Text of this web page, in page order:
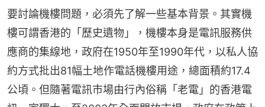
要討論機樓問題，必須先了解一些基本背景。其實機
樓可謂香港的「歷史遺物」，機樓本身是電訊服務供
應商的集線地，政府在1950年至1990年代，以私人協
約方式批出81幅土地作電話機樓用途，總面積約17.4
公頃。但隨著電訊市場由行內俗稱「老電」的香港電